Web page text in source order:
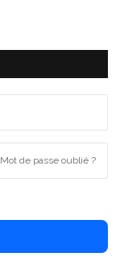
Mot de passe oublié ?